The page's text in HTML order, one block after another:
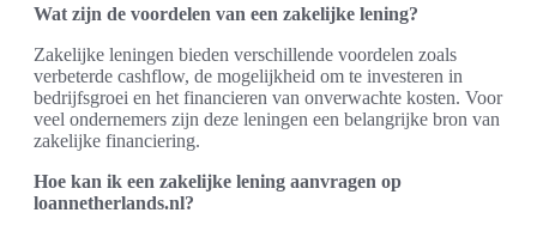
Wat zijn de voordelen van een zakelijke lening?
Zakelijke leningen bieden verschillende voordelen zoals
verbeterde cashflow, de mogelijkheid om te investeren in
bedrijfsgroei en het financieren van onverwachte kosten. Voor
veel ondernemers zijn deze leningen een belangrijke bron van
zakelijke financiering.
Hoe kan ik een zakelijke lening aanvragen op
loannetherlands.nl?